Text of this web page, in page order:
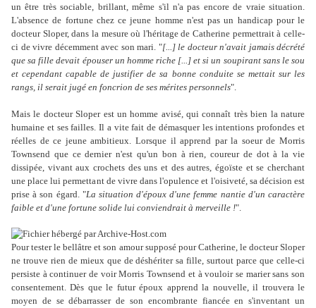
un être très sociable, brillant, même s'il n'a pas encore de vraie situation.
L'absence de fortune chez ce jeune homme n'est pas un handicap pour le
docteur Sloper, dans la mesure où l'héritage de Catherine permettrait à celle-
ci de vivre décemment avec son mari. "[...] le docteur n'avait jamais décrété
que sa fille devait épouser un homme riche [...] et si un soupirant sans le sou
et cependant capable de justifier de sa bonne conduite se mettait sur les
rangs, il serait jugé en foncrion de ses mérites personnels".
Mais le docteur Sloper est un homme avisé, qui connaît très bien la nature
humaine et ses failles. Il a vite fait de démasquer les intentions profondes et
réelles de ce jeune ambitieux. Lorsque il apprend par la soeur de Morris
Townsend que ce dernier n'est qu'un bon à rien, coureur de dot à la vie
dissipée, vivant aux crochets des uns et des autres, égoïste et se cherchant
une place lui permettant de vivre dans l'opulence et l'oisiveté, sa décision est
prise à son égard. "La situation d'époux d'une femme nantie d'un caractère
faible et d'une fortune solide lui conviendrait à merveille !".
Pour tester le bellâtre et son amour supposé pour Catherine, le docteur Sloper
ne trouve rien de mieux que de déshériter sa fille, surtout parce que celle-ci
persiste à continuer de voir Morris Townsend et à vouloir se marier sans son
consentement. Dès que le futur époux apprend la nouvelle, il trouvera le
moyen de se débarrasser de son encombrante fiancée en s'inventant un